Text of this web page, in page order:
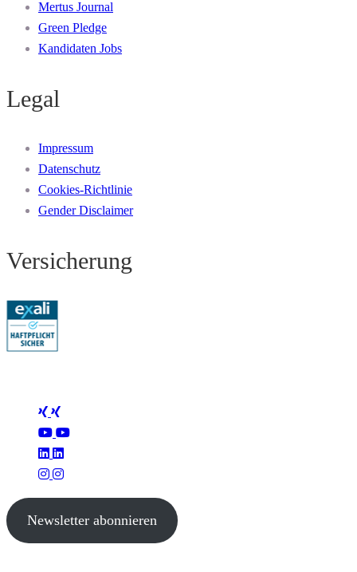
Mertus Journal
Green Pledge
Kandidaten Jobs
Legal
Impressum
Datenschutz
Cookies-Richtlinie
Gender Disclaimer
Versicherung
Newsletter abonnieren